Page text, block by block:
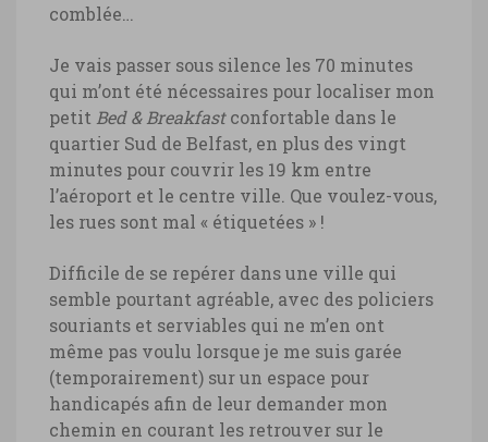
comblée…
Je vais passer sous silence les 70 minutes
qui m’ont été nécessaires pour localiser mon
petit Bed & Breakfastconfortable dans le
quartier Sud de Belfast, en plus des vingt
minutes pour couvrir les 19 km entre
l’aéroport et le centre ville. Que voulez-vous,
les rues sont mal « étiquetées » !
Difficile de se repérer dans une ville qui
semble pourtant agréable, avec des policiers
souriants et serviables qui ne m’en ont
même pas voulu lorsque je me suis garée
(temporairement) sur un espace pour
handicapés afin de leur demander mon
chemin en courant les retrouver sur le